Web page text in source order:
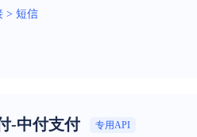
> 短信
-中付支付 专用API